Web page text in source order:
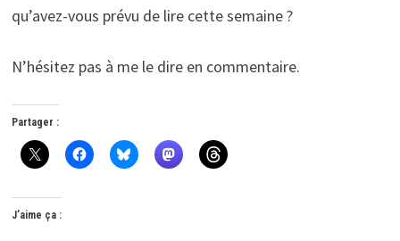
qu’avez-vous prévu de lire cette semaine ?
N’hésitez pas à me le dire en commentaire.
Partager :
J’aime ça :